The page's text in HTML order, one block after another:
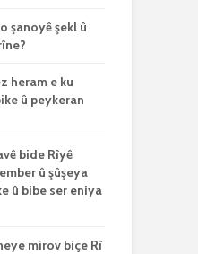
şanoyê şekl û
heram e ku
û peykeran
bide Rîyê
û şûşeya
û bibe ser eniya
mirov biçe Rî